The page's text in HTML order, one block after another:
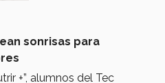
sonrisas para
+”, alumnos del Tec